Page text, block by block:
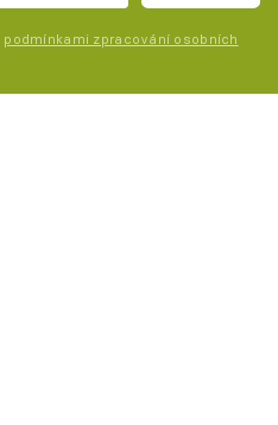
podmínkami zpracování osobních